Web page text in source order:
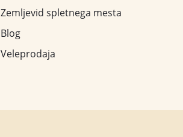
Zemljevid spletnega mesta
Blog
Veleprodaja